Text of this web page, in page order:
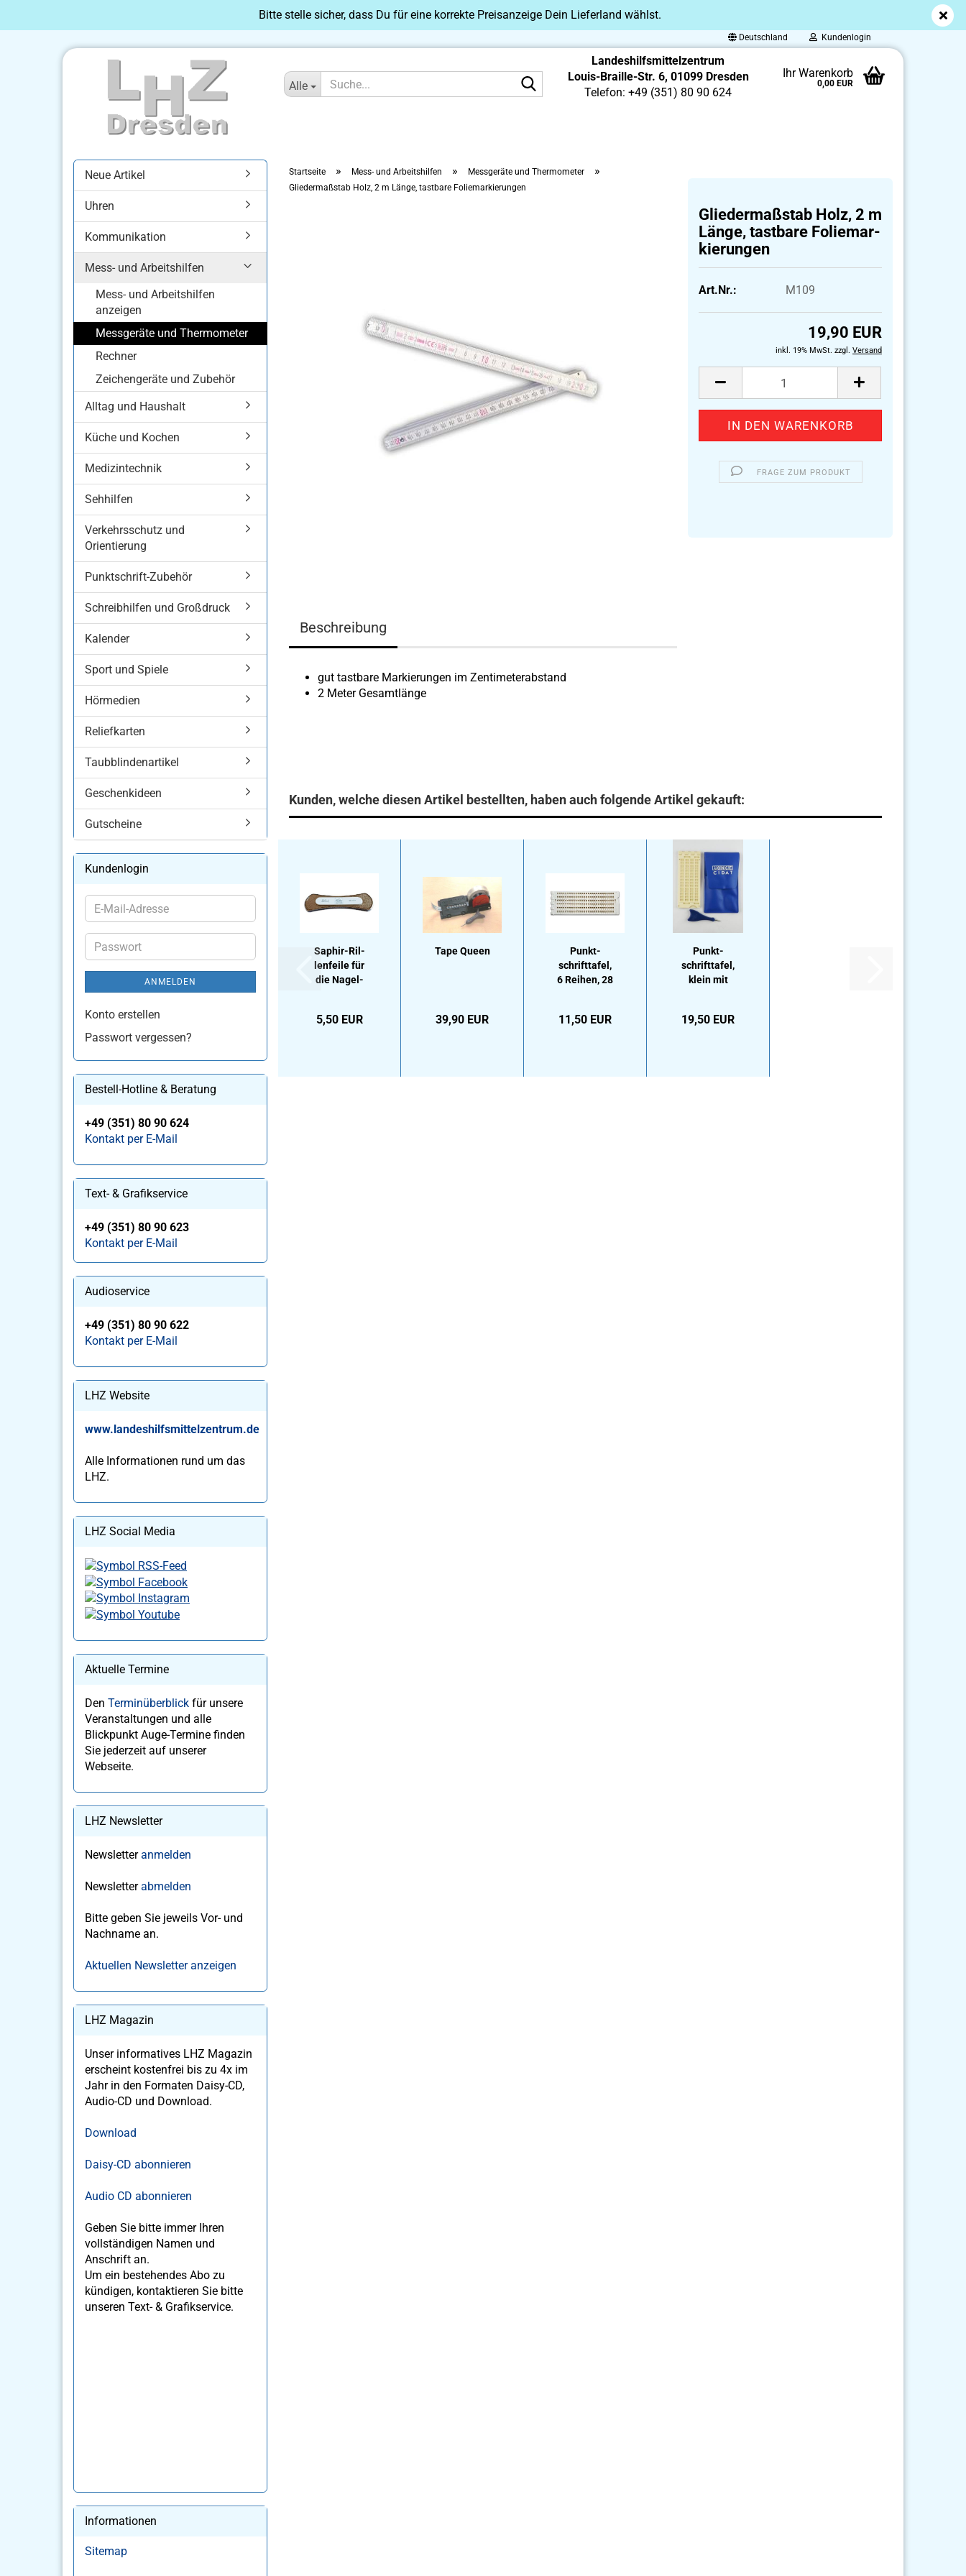
Deutschland Kundenlogin
Alle
Suche...
Landeshilfsmittelzentrum
Louis-Braille-Str. 6, 01099 Dresden
Telefon: +49 (351) 80 90 624
Ihr Warenkorb
0,00 EUR
Bitte stelle sicher, dass Du für eine korrekte Preisanzeige Dein Lieferland wählst.
Startseite » Mess- und Arbeitshilfen » Messgeräte und Thermometer »
Gliedermaßstab Holz, 2 m Länge, tastbare Foliemarkierungen
Glie­der­maß­stab Holz, 2 m
Länge, tast­ba­re Fo­lie­mar­
kie­run­gen
Art.Nr.: M109
19,90 EUR
inkl. 19% MwSt. zzgl. Versand
FRAGE ZUM PRODUKT
Beschreibung
gut tastbare Markierungen im Zentimeterabstand
2 Meter Gesamtlänge
Kunden, welche diesen Artikel bestellten, haben auch folgende Artikel gekauft:
Saphir-​​Ril­
len­fei­le für
die Na­gel­
5,50 EUR
Tape Queen
39,90 EUR
Punkt­
schrift­ta­fel,
6 Rei­hen, 28
11,50 EUR
Punkt­
schrift­ta­fel,
klein mit
19,50 EUR
Neue Artikel
Uhren
Kommunikation
Mess- und Arbeitshilfen
Mess- und Arbeitshilfen
anzeigen
Messgeräte und Thermometer
Rechner
Zeichengeräte und Zubehör
Alltag und Haushalt
Küche und Kochen
Medizintechnik
Sehhilfen
Verkehrsschutz und
Orientierung
Punktschrift-Zubehör
Schreibhilfen und Großdruck
Kalender
Sport und Spiele
Hörmedien
Reliefkarten
Taubblindenartikel
Geschenkideen
Gutscheine
Kundenlogin
E-
Mail-
Adresse
Passwort
ANMELDEN
Konto erstellen
Passwort vergessen?
Bestell-Hotline & Beratung
+49 (351) 80 90 624
Kontakt per E-Mail
Text- & Grafikservice
+49 (351) 80 90 623
Kontakt per E-Mail
Audioservice
+49 (351) 80 90 622
Kontakt per E-Mail
LHZ Website
www.landeshilfsmittelzentrum.de
Alle Informationen rund um das
LHZ.
LHZ Social Media
Aktuelle Termine
Den Terminüberblick für unsere
Veranstaltungen und alle
Blickpunkt Auge-Termine finden
Sie jederzeit auf unserer
Webseite.
LHZ Newsletter
Newsletteranmelden
Newsletterabmelden
Bitte geben Sie jeweils Vor- und
Nachname an.
Aktuellen Newsletter anzeigen
LHZ Magazin
Unser informatives LHZ Magazin
erscheint kostenfrei bis zu 4x im
Jahr in den Formaten Daisy-CD,
Audio-CD und Download.
Download
Daisy-CD abonnieren
Audio CD abonnieren
Geben Sie bitte immer Ihren
vollständigen Namen und
Anschrift an.
Um ein bestehendes Abo zu
kündigen, kontaktieren Sie bitte
unseren Text- & Grafikservice.
Informationen
Sitemap